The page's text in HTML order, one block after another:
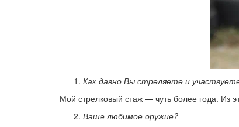
Как давно Вы стреляете и
Мой стрелковый стаж — чуть более года. Из
Ваше любимое оружие?